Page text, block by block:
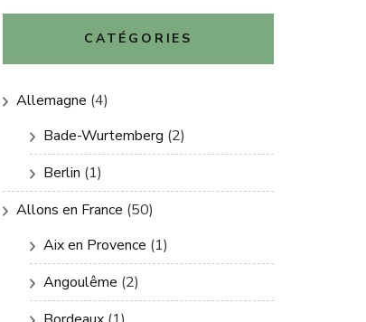
CATÉGORIES
Allemagne (4)
Bade-Wurtemberg (2)
Berlin (1)
Allons en France (50)
Aix en Provence (1)
Angoulême (2)